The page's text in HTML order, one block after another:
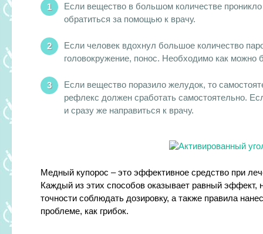
Если вещество в большом количестве
обратиться за помощью к врачу.
Если человек вдохнул большое количество
головокружение, понос. Необходимо как можно
Если вещество поразило желудок, то
рефлекс должен сработать самостоятельно.
и сразу же направиться к врачу.
Медный купорос – это эффективное средство при
Каждый из этих способов оказывает равный
точности соблюдать дозировку, а также правила
проблеме, как грибок.